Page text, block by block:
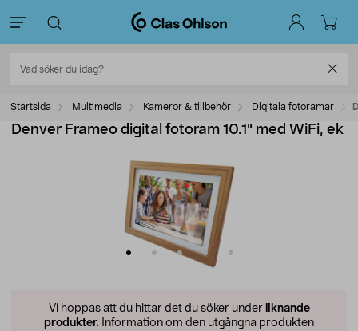
Startsida Multimedia Kameror & tillbehör Digitala fotoramar
Denver Frameo digital fotoram 10.1" med WiFi, ek
Vi hoppas att du hittar det du söker under liknande
produkter. Information om den utgångna produkten